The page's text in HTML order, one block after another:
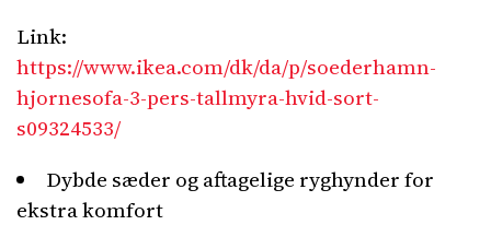
Link:
https://www.ikea.com/dk/da/p/soederhamn-
hjornesofa-3-pers-tallmyra-hvid-sort-
s09324533/
Dybde sæder og aftagelige ryghynder for
ekstra komfort